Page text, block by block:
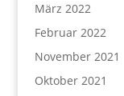
März 2022
Februar 2022
November 2021
Oktober 2021